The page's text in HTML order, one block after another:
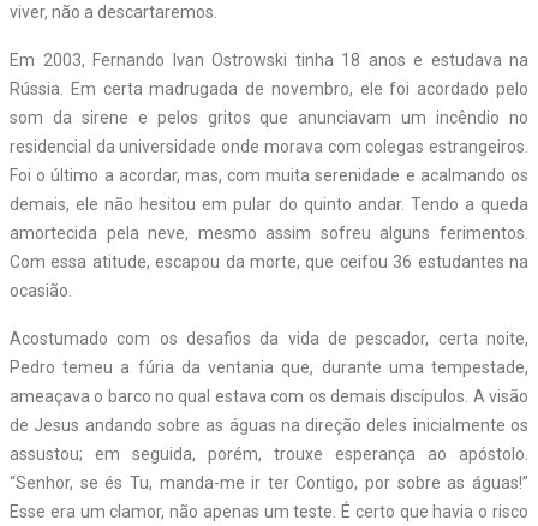
viver, não a descartaremos.
Em 2003, Fernando Ivan Ostrowski tinha 18 anos e estudava na
Rússia. Em certa madrugada de novembro, ele foi acordado pelo
som da sirene e pelos gritos que anunciavam um incêndio no
residencial da universidade onde morava com colegas estrangeiros.
Foi o último a acordar, mas, com muita serenidade e acalmando os
demais, ele não hesitou em pular do quinto andar. Tendo a queda
amortecida pela neve, mesmo assim sofreu alguns ferimentos.
Com essa atitude, escapou da morte, que ceifou 36 estudantes na
ocasião.
Acostumado com os desafios da vida de pescador, certa noite,
Pedro temeu a fúria da ventania que, durante uma tempestade,
ameaçava o barco no qual estava com os demais discípulos. A visão
de Jesus andando sobre as águas na direção deles inicialmente os
assustou; em seguida, porém, trouxe esperança ao apóstolo.
“Senhor, se és Tu, manda-me ir ter Contigo, por sobre as águas!”
Esse era um clamor, não apenas um teste. É certo que havia o risco